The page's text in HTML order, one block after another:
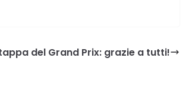
del Grand Prix: grazie a tutti!